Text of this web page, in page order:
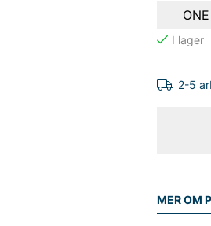
ONE
2-5
MER OM